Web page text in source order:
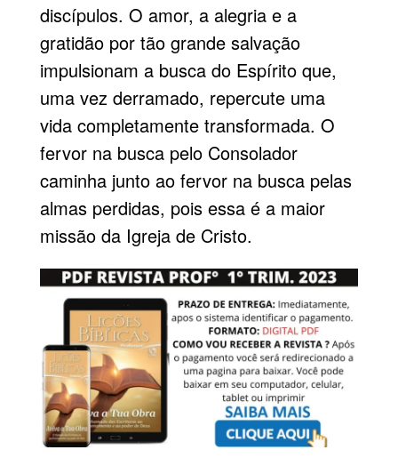
discípulos. O amor, a alegria e a
gratidãopor tão grande salvação
impulsionam a busca do Espírito que,
uma vez derramado, repercute uma
vida completamente transformada. O
fervor na busca pelo Consolador
caminha junto ao fervor na busca pelas
almas perdidas, pois essa é a maior
missão da Igreja de Cristo.